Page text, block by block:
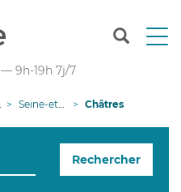
T
n
— 9h-19h 7j/7
Seine-et-Marne Châtres
Rechercher